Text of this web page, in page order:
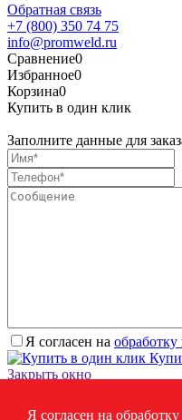
Обратная связь
+7 (800) 350 74 75
info@promweld.ru
Сравнение0
Избранное0
Корзина0
Купить в один клик
Заполните данные для
Я согласен на
Закрыть окно
Я согласен на